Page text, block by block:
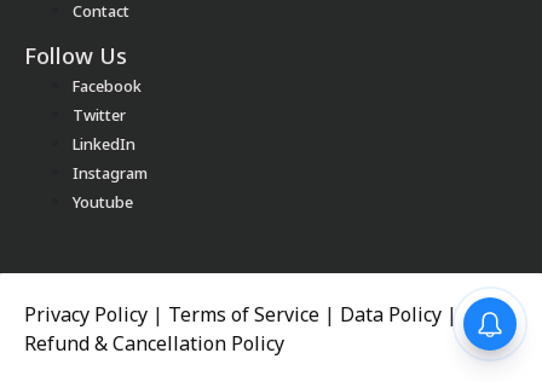
Contact
Follow Us
Facebook
Twitter
LinkedIn
Instagram
Youtube
Privacy Policy Terms of Service Data Policy |
Refund & Cancellation Policy